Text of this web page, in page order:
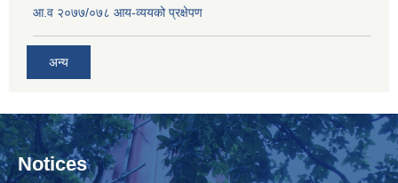
आ.व २०७७/०७८ आय-व्ययको प्रक्षेपण
अन्य
Notices